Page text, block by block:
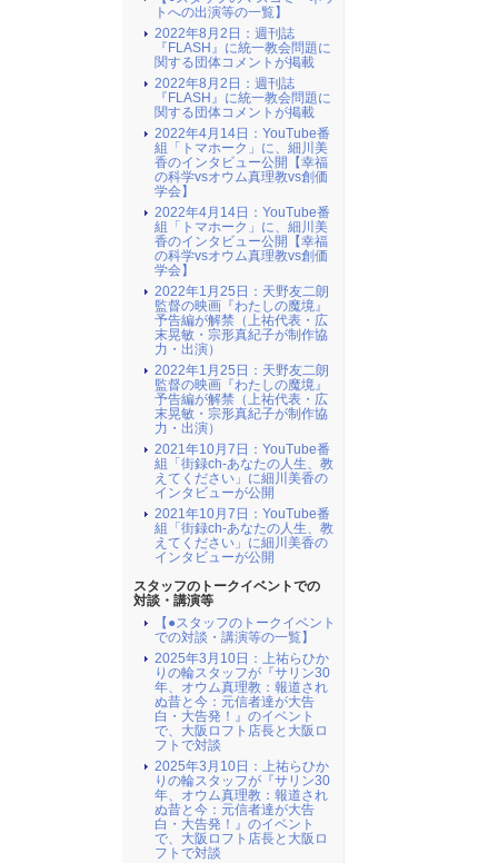
トへの出演等の一覧】
2022年8月2日：週刊誌
『FLASH』に統一教会問題に
関する団体コメントが掲載
2022年8月2日：週刊誌
『FLASH』に統一教会問題に
関する団体コメントが掲載
2022年4月14日：YouTube番
組「トマホーク」に、細川美
香のインタビュー公開【幸福
の科学vsオウム真理教vs創価
学会】
2022年4月14日：YouTube番
組「トマホーク」に、細川美
香のインタビュー公開【幸福
の科学vsオウム真理教vs創価
学会】
2022年1月25日：天野友二朗
監督の映画『わたしの魔境』
予告編が解禁（上祐代表・広
末晃敏・宗形真紀子が制作協
力・出演）
2022年1月25日：天野友二朗
監督の映画『わたしの魔境』
予告編が解禁（上祐代表・広
末晃敏・宗形真紀子が制作協
力・出演）
2021年10月7日：YouTube番
組「街録ch-あなたの人生、教
えてください」に細川美香の
インタビューが公開
2021年10月7日：YouTube番
組「街録ch-あなたの人生、教
えてください」に細川美香の
インタビューが公開
スタッフのトークイベントでの
対談・講演等
【●スタッフのトークイベント
での対談・講演等の一覧】
2025年3月10日：上祐らひか
りの輪スタッフが『サリン30
年、オウム真理教：報道され
ぬ昔と今：元信者達が大告
白・大告発！』のイベント
で、大阪ロフト店長と大阪ロ
フトで対談
2025年3月10日：上祐らひか
りの輪スタッフが『サリン30
年、オウム真理教：報道され
ぬ昔と今：元信者達が大告
白・大告発！』のイベント
で、大阪ロフト店長と大阪ロ
フトで対談